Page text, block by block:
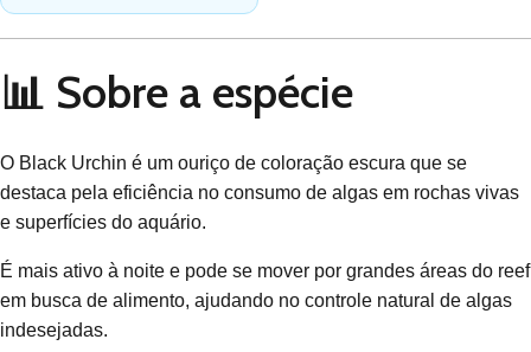
📊 Sobre a espécie
O Black Urchin é um ouriço de coloração escura que se
destaca pela eficiência no consumo de algas em rochas vivas
e superfícies do aquário.
É mais ativo à noite e pode se mover por grandes áreas do reef
em busca de alimento, ajudando no controle natural de algas
indesejadas.